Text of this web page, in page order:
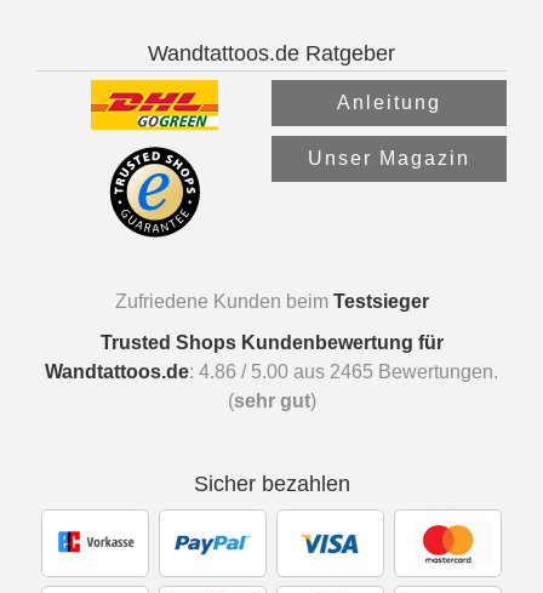
Wandtattoos.de Ratgeber
Anleitung
Unser Magazin
Zufriedene Kunden beim Testsieger
Trusted Shops Kundenbewertung für
Wandtattoos.de: 4.86 / 5.00 aus 2465 Bewertungen.
(sehr gut)
Sicher bezahlen